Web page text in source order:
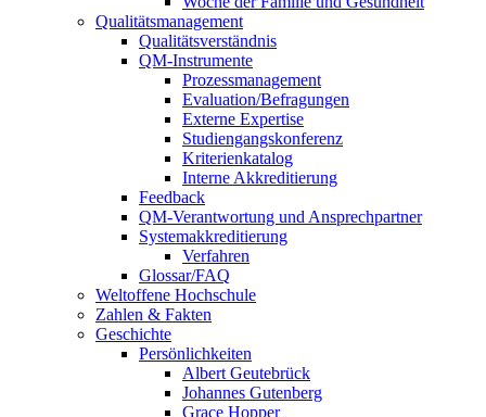
Qualitätsmanagement
Qualitätsverständnis
QM-Instrumente
Prozessmanagement
Evaluation/Befragungen
Externe Expertise
Studiengangskonferenz
Kriterienkatalog
Interne Akkreditierung
Feedback
QM-Verantwortung und Ansprechpartner
Systemakkreditierung
Verfahren
Glossar/FAQ
Weltoffene Hochschule
Zahlen & Fakten
Geschichte
Persönlichkeiten
Albert Geutebrück
Johannes Gutenberg
Grace Hopper